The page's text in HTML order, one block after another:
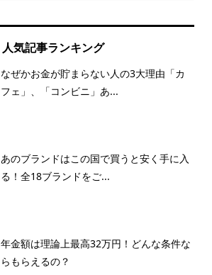
人気記事ランキング
なぜかお金が貯まらない人の3大理由「カ
フェ」、「コンビニ」あ...
あのブランドはこの国で買うと安く手に入
る！全18ブランドをご...
年金額は理論上最高32万円！どんな条件な
らもらえるの？